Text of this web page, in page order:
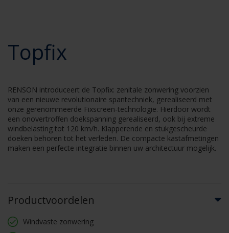
Topfix
RENSON introduceert de Topfix: zenitale zonwering voorzien
van een nieuwe revolutionaire spantechniek, gerealiseerd met
onze gerenommeerde Fixscreen-technologie. Hierdoor wordt
een onovertroffen doekspanning gerealiseerd, ook bij extreme
windbelasting tot 120 km/h. Klapperende en stukgescheurde
doeken behoren tot het verleden. De compacte kastafmetingen
maken een perfecte integratie binnen uw architectuur mogelijk.
Productvoordelen
Windvaste zonwering